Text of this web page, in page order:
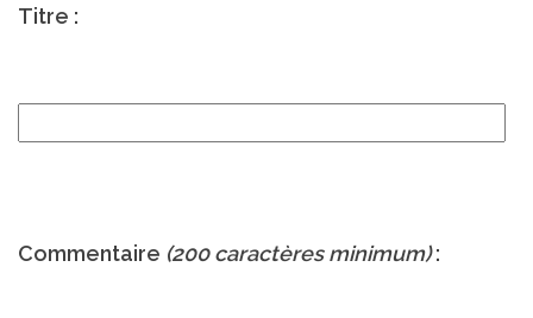
Titre :
Commentaire (200 caractères minimum):